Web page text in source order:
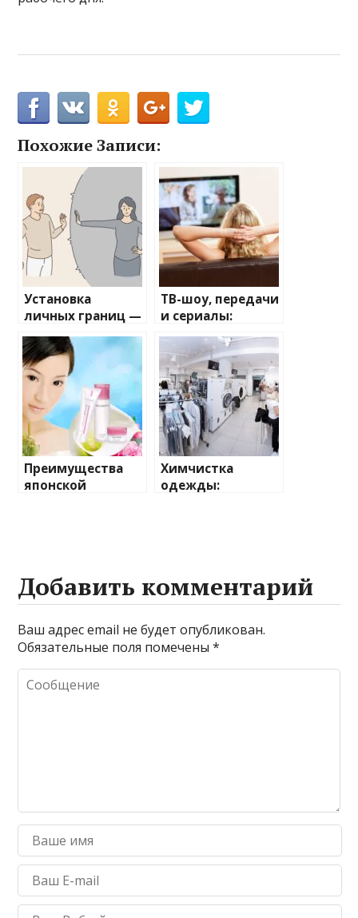
Похожие Записи:
Установка
личных границ —
Пошаговое
руководство для
крепких
отношений
ТВ-шоу, передачи
и сериалы:
зеркало
современной
культуры
Преимущества
японской
Химчистка
одежды:
Добавить комментарий
Ваш адрес email не будет опубликован.
Обязательные поля помечены*